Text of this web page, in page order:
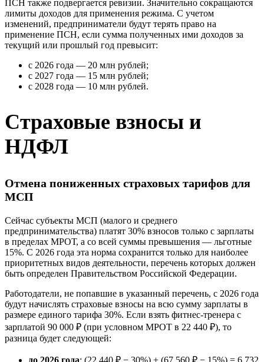
ПСН также подвергается ревизии. Значительно сокращаются
лимиты доходов для применения режима. С учетом
изменений, предприниматели будут терять право на
применение ПСН, если сумма полученных ими доходов за
текущий или прошлый год превысит:
с 2026 года — 20 млн рублей;
с 2027 года — 15 млн рублей;
с 2028 года — 10 млн рублей.
Страховые взносы и
НДФЛ
Отмена пониженных страховых тарифов для
МСП
Сейчас субъекты МСП (малого и среднего
предпринимательства) платят 30% взносов только с зарплаты
в пределах МРОТ, а со всей суммы превышения — льготные
15%. С 2026 года эта норма сохранится только для наиболее
приоритетных видов деятельности, перечень которых должен
быть определен Правительством Российской Федерации.
Работодатели, не попавшие в указанный перечень, с 2026 года
будут начислять страховые взносы на всю сумму зарплаты в
размере единого тарифа 30%. Если взять фитнес-тренера с
зарплатой 90 000 ₽ (при условном МРОТ в 22 440 ₽), то
разница будет следующей: